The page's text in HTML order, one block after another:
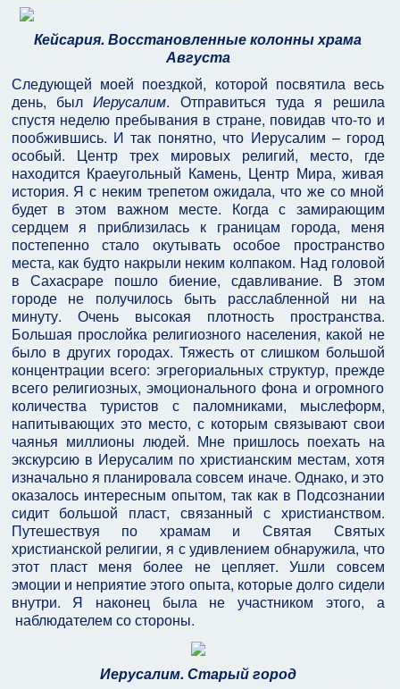
Кейсария. Восстановленные колонны храма
Августа
Следующей моей поездкой, которой посвятила весь
день, былИерусалим. Отправиться туда я решила
спустя неделю пребывания в стране, повидав что-то и
пообжившись. И так понятно, что Иерусалим – город
особый. Центр трех мировых религий, место, где
находится Краеугольный Камень, Центр Мира, живая
история. Я с неким трепетом ожидала, что же со мной
будет в этом важном месте. Когда с замирающим
сердцем я приблизилась к границам города, меня
постепенно стало окутывать особое пространство
места, как будто накрыли неким колпаком. Над головой
в Сахасраре пошло биение, сдавливание. В этом
городе не получилось быть расслабленной ни на
минуту. Очень высокая плотность пространства.
Большая прослойка религиозного населения, какой не
было в других городах. Тяжесть от слишком большой
концентрации всего: эгрегориальных структур, прежде
всего религиозных, эмоционального фона и огромного
количества туристов с паломниками, мыслеформ,
напитывающих это место, с которым связывают свои
чаянья миллионы людей. Мне пришлось поехать на
экскурсию в Иерусалим по христианским местам, хотя
изначально я планировала совсем иначе. Однако, и это
оказалось интересным опытом, так как в Подсознании
сидит большой пласт, связанный с христианством.
Путешествуя по храмам и Святая Святых
христианской религии, я с удивлением обнаружила, что
этот пласт меня более не цепляет. Ушли совсем
эмоции и неприятие этого опыта, которые долго сидели
внутри. Я наконец была не участником этого, а
наблюдателем со стороны.
Иерусалим. Старый город